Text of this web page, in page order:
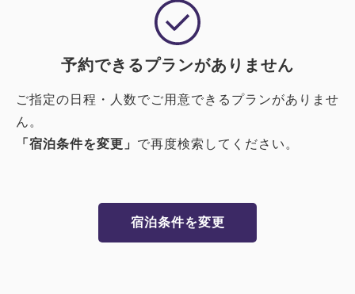
予約できるプランがありません
ご指定の日程・人数でご用意できるプランがありませ
ん。
「宿泊条件を変更」 で再度検索してください。
宿泊条件を変更